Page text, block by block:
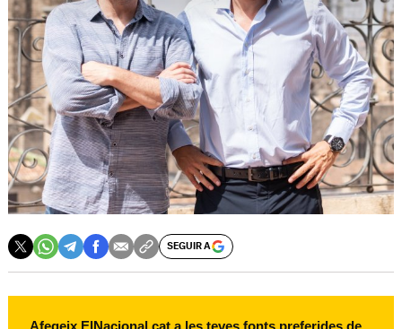
SEGUIR A